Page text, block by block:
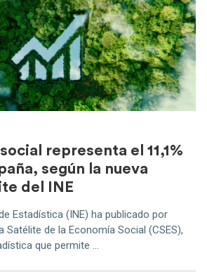
representa el 11,1%
según la nueva
del INE
Estadística (INE) ha publicado por
Satélite de la Economía Social (CSES),
que permite ...